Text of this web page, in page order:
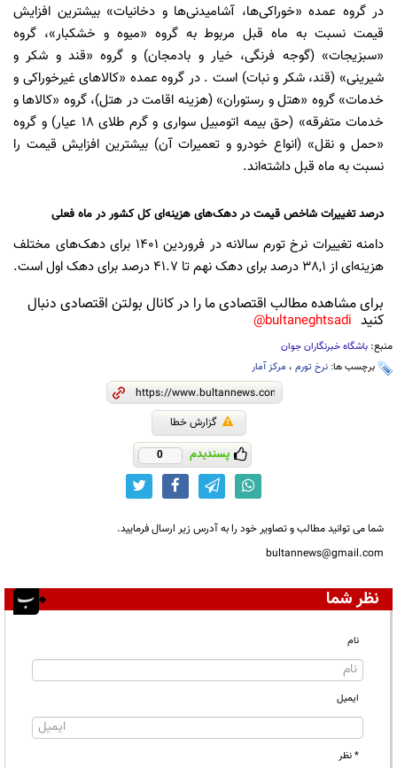
در گروه عمده «خوراکی‌ها، آشامیدنی‌ها و دخانیات» بیشترین افزایش
قیمت نسبت به ماه قبل مربوط به گروه «میوه و خشکبار»، گروه
«سبزیجات» (گوجه فرنگی، خیار و بادمجان) و گروه «قند و شکر و
شیرینی» (قند، شکر و نبات) است . در گروه عمده «کالا‌های غیرخوراکی و
خدمات» گروه «هتل و رستوران» (هزینه اقامت در هتل)، گروه «کالا‌ها و
خدمات متفرقه» (حق بیمه اتومبیل سواری و گرم طلای ١٨ عیار) و گروه
«حمل و نقل» (انواع خودرو و تعمیرات آن) بیشترین افزایش قیمت را
نسبت به ماه قبل داشته‌اند.
درصد تغییرات شاخص قیمت در دهک‌های هزینه‌ای کل کشور در ماه فعلی
دامنه تغییرات نرخ تورم سالانه در فروردین ١٤٠١ برای دهک‌های مختلف
هزینه‌ای از ٣٨,١ درصد برای دهک نهم تا ٤١.٧ درصد برای دهک اول است.
برای مشاهده مطالب اقتصادی ما را در کانال بولتن اقتصادی دنبال
کنید bultaneghtsadi@
منبع: باشگاه خبرنگاران جوان
برچسب ها: نرخ تورم ، مرکز آمار
گزارش خطا
پسندیدم 0
شما می توانید مطالب و تصاویر خود را به آدرس زیر ارسال فرمایید.
bultannews@gmail.com
نظر شما
نام
ایمیل
* نظر